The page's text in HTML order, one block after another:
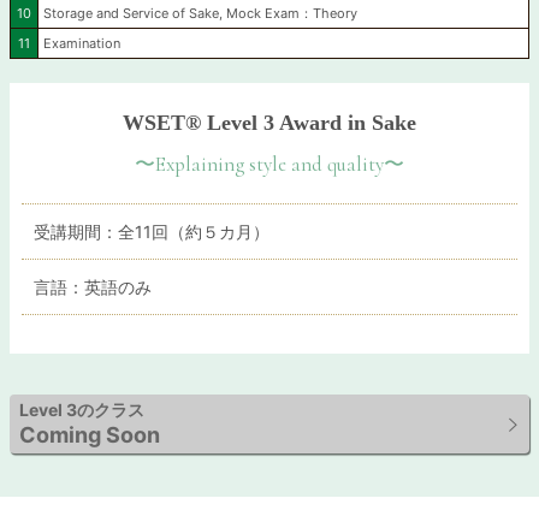
10
Storage and Service of Sake, Mock Exam：Theory
11
Examination
WSET® Level 3 Award in Sake
〜Explaining style and quality〜
受講期間：全11回（約５カ月）
言語：英語のみ
Level 3のクラス
Coming Soon